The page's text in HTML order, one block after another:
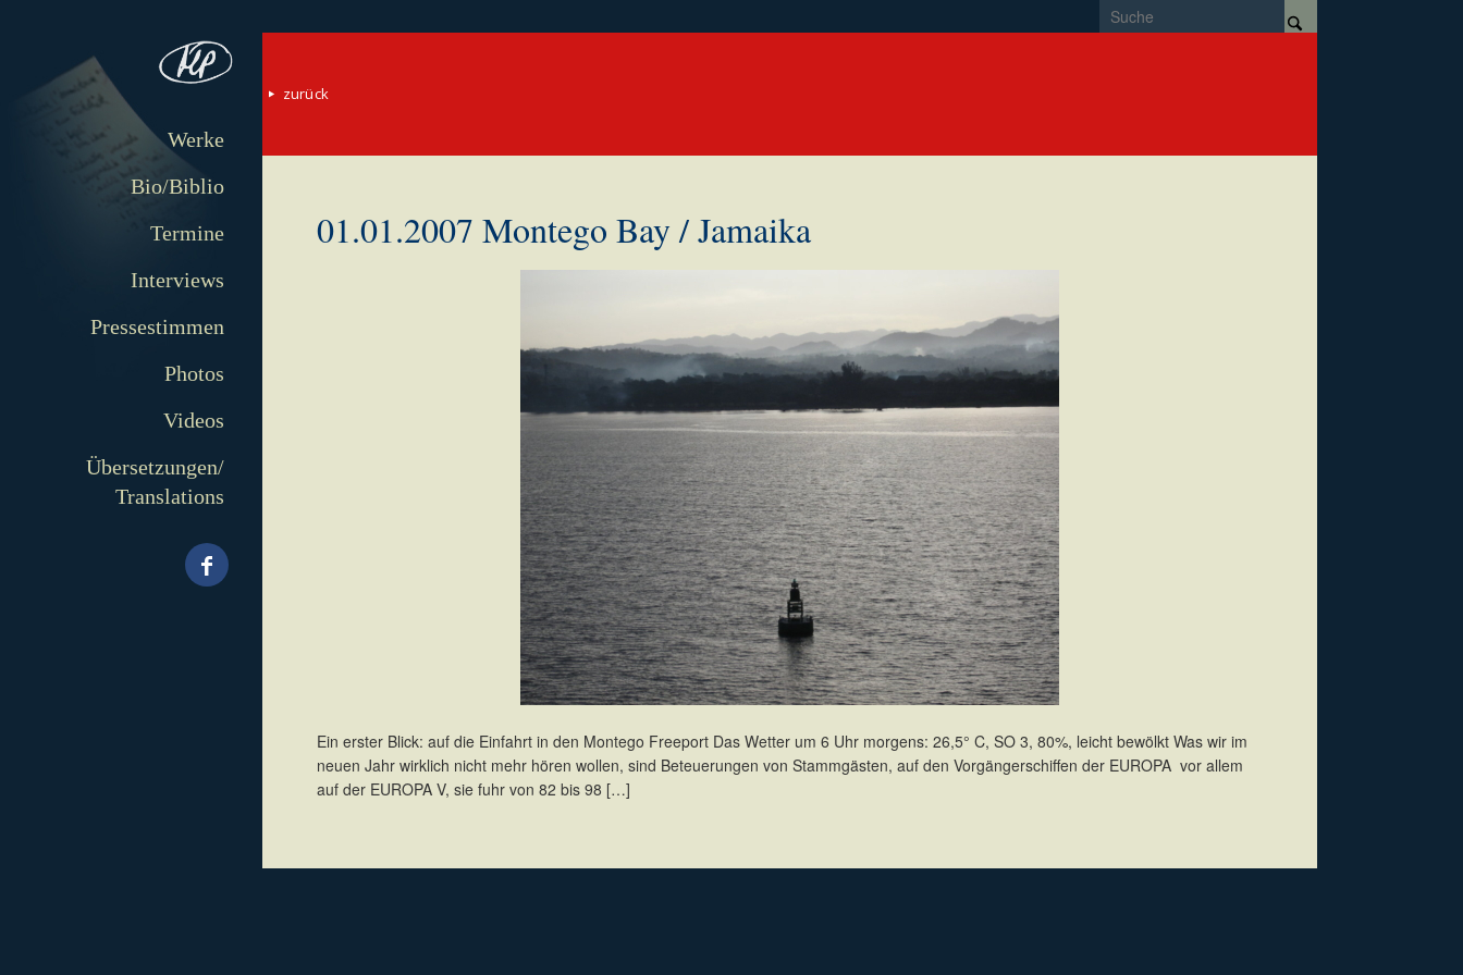
Werke
Bio/Biblio
Termine
Interviews
Pressestimmen
Photos
Videos
Übersetzungen/
Translations
zurück
01.01.2007 Montego Bay / Jamaika
Ein erster Blick: auf die Einfahrt in den Montego Freeport Das Wetter um 6 Uhr morgens: 26,5° C, SO 3, 80%, leicht bewölkt Was wir im
neuen Jahr wirklich nicht mehr hören wollen, sind Beteuerungen von Stammgästen, auf den Vorgängerschiffen der EUROPA  vor allem
auf der EUROPA V, sie fuhr von 82 bis 98 […]